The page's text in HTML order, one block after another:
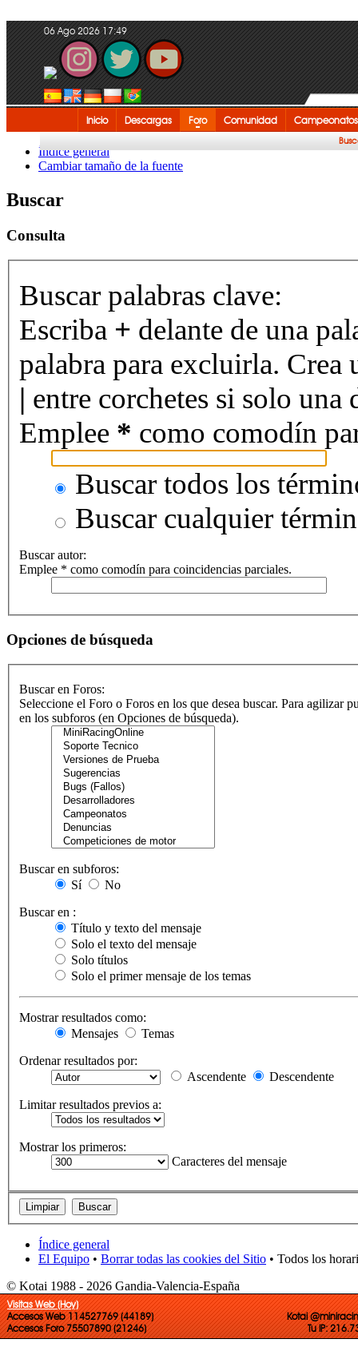
06 Ago 2026 17:49
Inicio Descargas Foro Comunidad Campeonatos
Índice general
Cambiar tamaño de la fuente
Buscar
Consulta
Buscar palabras clave:
Escriba + delante de una
palabra para excluirla. Crea
| entre corchetes si solo una
Emplee * como comodín
Buscar todos los
Buscar cualquier
Buscar autor:
Emplee * como comodín para coincidencias parciales.
Opciones de búsqueda
Buscar en Foros:
Seleccione el Foro o Foros en los que desea buscar. Para agilizar
en los subforos (en Opciones de búsqueda).
Buscar en subforos:
Sí
No
Buscar en :
Título y texto del mensaje
Solo el texto del mensaje
Solo títulos
Solo el primer mensaje de los temas
Mostrar resultados como:
Mensajes
Temas
Ordenar resultados por:
Ascendente
Descendente
Limitar resultados previos a:
Mostrar los primeros:
Caracteres del mensaje
Índice general
El Equipo • Borrar todas las cookies del Sitio • Todos los
© Kotai 1988 - 2026 Gandia-Valencia-España
Visitas Web (Hoy)
Accesos Web 114527769 (44189)
Accesos Foro 75507890 (21246)
Kotai
Tu IP: